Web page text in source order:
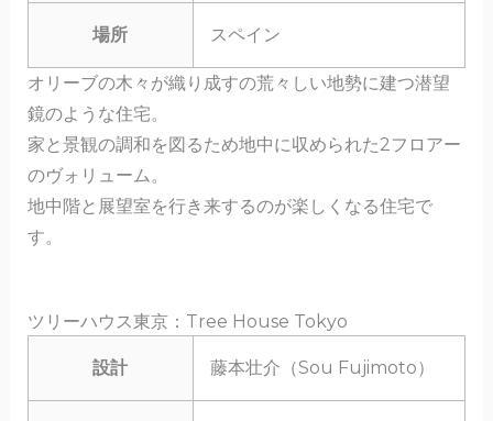
場所 スペイン
オリーブの木々が織り成すの荒々しい地勢に建つ潜望
鏡のような住宅。
家と景観の調和を図るため地中に収められた2フロアー
のヴォリューム。
地中階と展望室を行き来するのが楽しくなる住宅で
す。
ツリーハウス東京：Tree House Tokyo
設計 藤本壮介（Sou Fujimoto）